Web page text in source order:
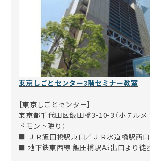
東京しごとセンター3階セミナー教室
【東京しごとセンター】
東京都千代田区飯田橋3-10-3（ホテルメ
ドモント隣り）
■ ＪＲ飯田橋駅東口／ＪＲ水道橋駅西
■ 地下鉄東西線 飯田橋駅A5出口より徒